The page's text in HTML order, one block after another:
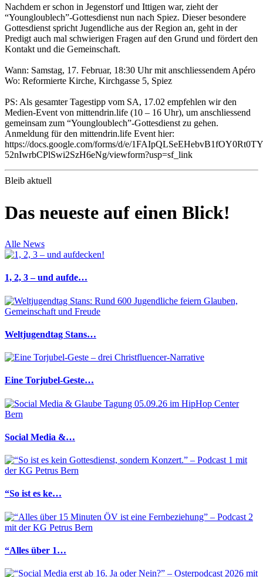
Nachdem er schon in Jegenstorf und Ittigen war, zieht der
“Youngloublech”-Gottesdienst nun nach Spiez. Dieser besondere
Gottesdienst spricht Jugendliche aus der Region an, geht in der
Predigt auch mal schwierigen Fragen auf den Grund und fördert den
Kontakt und die Gemeinschaft.
Wann: Samstag, 17. Februar, 18:30 Uhr mit anschliessendem Apéro
Wo: Reformierte Kirche, Kirchgasse 5, Spiez
PS: Als gesamter Tagestipp vom SA, 17.02 empfehlen wir den
Medien-Event von mittendrin.life (10 – 16 Uhr), um anschliessend
gemeinsam zum “Youngloublech”-Gottesdienst zu gehen.
Anmeldung für den mittendrin.life Event hier:
https://docs.google.com/forms/d/e/
52nIwrbCPlSwi2SzH6eNg/viewform?usp=sf_link
Bleib aktuell
Das neueste auf einen Blick!
Alle News
1, 2, 3 – und aufde…
Weltjugendtag Stans…
Eine Torjubel-Geste…
Social Media &…
“So ist es ke…
“Alles über 1…